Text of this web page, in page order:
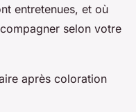
entretenues, et où
selon votre
après coloration